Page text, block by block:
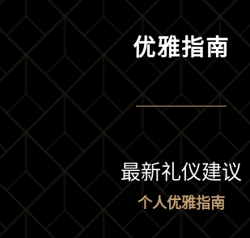
优雅指南
最新礼仪建议
个人优雅指南